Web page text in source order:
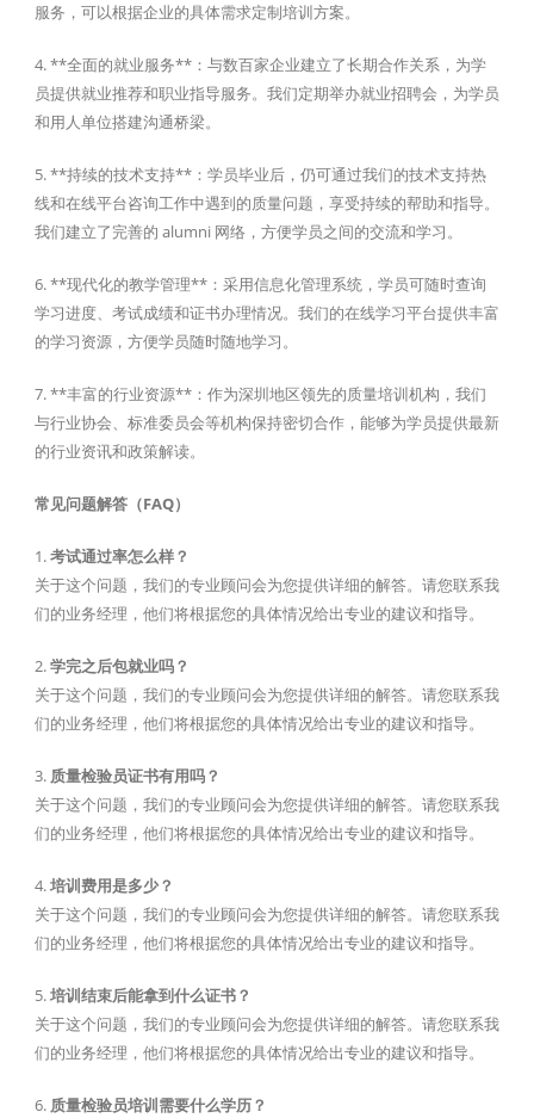
服务，可以根据企业的具体需求定制培训方案。
4. **全面的就业服务**：与数百家企业建立了长期合作关系，为学
员提供就业推荐和职业指导服务。我们定期举办就业招聘会，为学员
和用人单位搭建沟通桥梁。
5. **持续的技术支持**：学员毕业后，仍可通过我们的技术支持热
线和在线平台咨询工作中遇到的质量问题，享受持续的帮助和指导。
我们建立了完善的 alumni 网络，方便学员之间的交流和学习。
6. **现代化的教学管理**：采用信息化管理系统，学员可随时查询
学习进度、考试成绩和证书办理情况。我们的在线学习平台提供丰富
的学习资源，方便学员随时随地学习。
7. **丰富的行业资源**：作为深圳地区领先的质量培训机构，我们
与行业协会、标准委员会等机构保持密切合作，能够为学员提供最新
的行业资讯和政策解读。
常见问题解答（FAQ）
1.考试通过率怎么样？
关于这个问题，我们的专业顾问会为您提供详细的解答。请您联系我
们的业务经理，他们将根据您的具体情况给出专业的建议和指导。
2.学完之后包就业吗？
关于这个问题，我们的专业顾问会为您提供详细的解答。请您联系我
们的业务经理，他们将根据您的具体情况给出专业的建议和指导。
3. 质量检验员证书有用吗？
关于这个问题，我们的专业顾问会为您提供详细的解答。请您联系我
们的业务经理，他们将根据您的具体情况给出专业的建议和指导。
4.培训费用是多少？
关于这个问题，我们的专业顾问会为您提供详细的解答。请您联系我
们的业务经理，他们将根据您的具体情况给出专业的建议和指导。
5.培训结束后能拿到什么证书？
关于这个问题，我们的专业顾问会为您提供详细的解答。请您联系我
们的业务经理，他们将根据您的具体情况给出专业的建议和指导。
6. 质量检验员培训需要什么学历？